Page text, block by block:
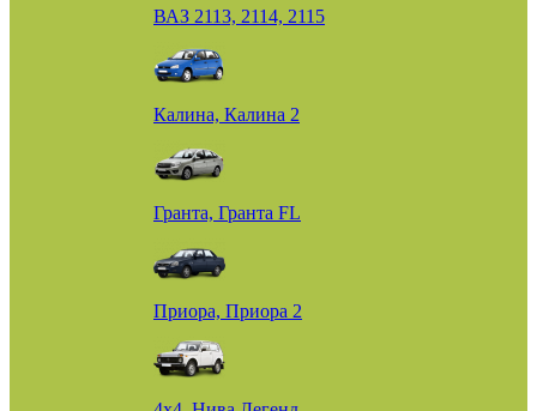
ВАЗ 2113, 2114, 2115
Калина, Калина 2
Гранта, Гранта FL
Приора, Приора 2